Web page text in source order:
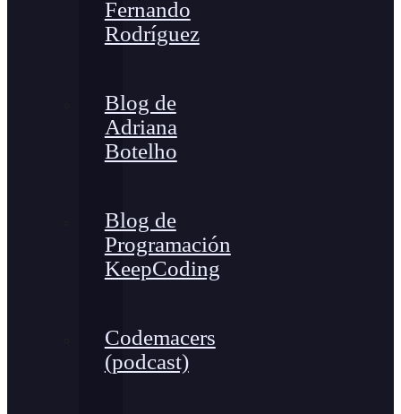
Fernando
Rodríguez
Blog de
Adriana
Botelho
Blog de
Programación
KeepCoding
Codemacers
(podcast)